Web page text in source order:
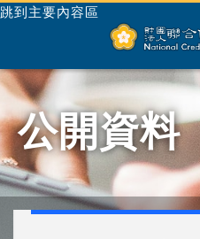
跳到主要內容區
公開資料